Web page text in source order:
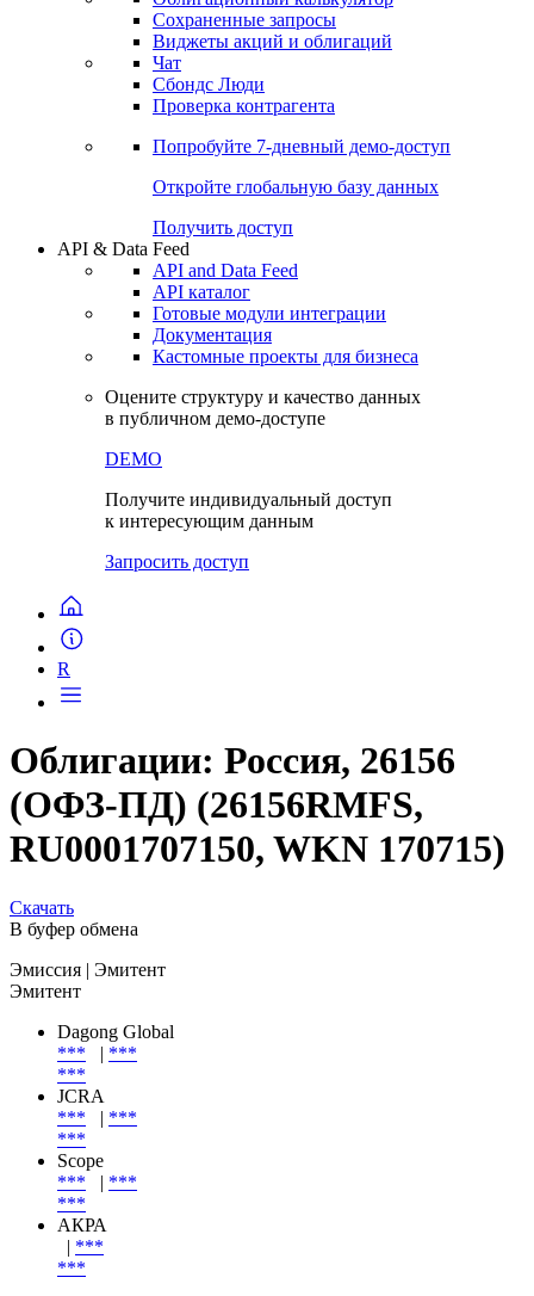
Сохраненные запросы
Виджеты акций и облигаций
Чат
Сбондс Люди
Проверка контрагента
Попробуйте 7-дневный демо-доступ
Откройте глобальную базу данных
Получить доступ
API & Data Feed
API and Data Feed
API каталог
Готовые модули интеграции
Документация
Кастомные проекты для бизнеса
Оцените структуру и качество данных
в публичном демо-доступе
DEMO
Получите индивидуальный доступ
к интересующим данным
Запросить доступ
R
Облигации: Россия, 26156
(ОФЗ-ПД) (26156RMFS,
RU0001707150, WKN 170715)
Скачать
В буфер обмена
Эмиссия | Эмитент
Эмитент
Dagong Global
***
| ***
***
JCRA
***
| ***
***
Scope
***
| ***
***
АКРА
| ***
***